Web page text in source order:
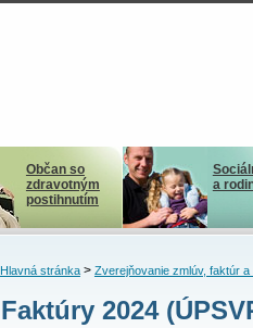
Občan so
zdravotným
postihnutím
a
Hlavná stránka> Zverejňovanie zmlúv, faktúr a
Faktúry 2024